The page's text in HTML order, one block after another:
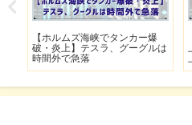
【ホルムズ海峡でタンカー爆
破・炎上】テスラ、グーグルは
時間外で急落